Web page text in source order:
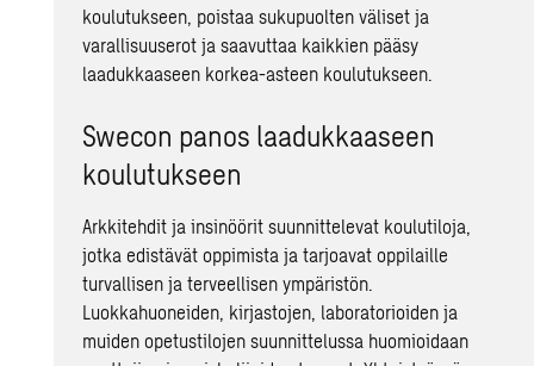
koulutukseen, poistaa sukupuolten väliset ja
varallisuuserot ja saavuttaa kaikkien pääsy
laadukkaaseen korkea-asteen koulutukseen.
Swecon panos laadukkaaseen
koulutukseen
Arkkitehdit ja insinöörit suunnittelevat koulutiloja,
jotka edistävät oppimista ja tarjoavat oppilaille
turvallisen ja terveellisen ympäristön.
Luokkahuoneiden, kirjastojen, laboratorioiden ja
muiden opetustilojen suunnittelussa huomioidaan